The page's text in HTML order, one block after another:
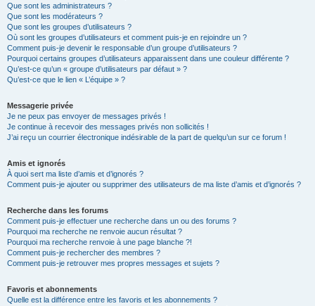
Que sont les administrateurs ?
Que sont les modérateurs ?
Que sont les groupes d’utilisateurs ?
Où sont les groupes d’utilisateurs et comment puis-je en rejoindre un ?
Comment puis-je devenir le responsable d’un groupe d’utilisateurs ?
Pourquoi certains groupes d’utilisateurs apparaissent dans une couleur différente ?
Qu’est-ce qu’un « groupe d’utilisateurs par défaut » ?
Qu’est-ce que le lien « L’équipe » ?
Messagerie privée
Je ne peux pas envoyer de messages privés !
Je continue à recevoir des messages privés non sollicités !
J’ai reçu un courrier électronique indésirable de la part de quelqu’un sur ce forum !
Amis et ignorés
À quoi sert ma liste d’amis et d’ignorés ?
Comment puis-je ajouter ou supprimer des utilisateurs de ma liste d’amis et d’ignorés ?
Recherche dans les forums
Comment puis-je effectuer une recherche dans un ou des forums ?
Pourquoi ma recherche ne renvoie aucun résultat ?
Pourquoi ma recherche renvoie à une page blanche ?!
Comment puis-je rechercher des membres ?
Comment puis-je retrouver mes propres messages et sujets ?
Favoris et abonnements
Quelle est la différence entre les favoris et les abonnements ?